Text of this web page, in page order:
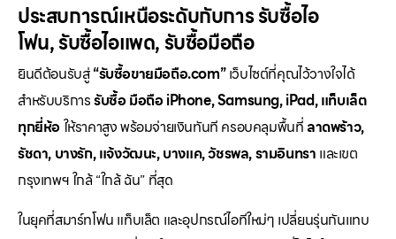
ประสบการณ์เหนือระดับกับการรับซื้อไอ
โฟน,รับซื้อไอแพด,รับซื้อมือถือ
ยินดีต้อนรับสู่“รับซื้อขายมือถือ.com”เว็บไซต์ที่คุณไว้วางใจได้
สำหรับบริการรับซื้อ มือถือ iPhone, Samsung, iPad, แท็บเล็ต
ทุกยี่ห้อให้ราคาสูง พร้อมจ่ายเงินทันที ครอบคลุมพื้นที่ลาดพร้าว,
รัชดา, บางรัก, แจ้งวัฒนะ, บางแค, วัชรพล, รามอินทรา และเขต
กรุงเทพฯ ใกล้ “ใกล้ ฉัน” ที่สุด
ในยุคที่สมาร์ทโฟน แท็บเล็ต และอุปกรณ์ไอทีใหม่ๆ เปลี่ยนรุ่นกันแทบ